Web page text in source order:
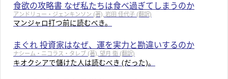
食欲の攻略書 なぜ私たちは食べ過ぎてしまうのか
アンドリュー・ジェンキンソン (著), 岩田 佳代子 (翻訳)
マンジャロ打つ前に読むべき。
まぐれ 投資家はなぜ、運を実力と勘違いするのか
ナシーム・ニコラス・タレブ (著), 望月 衛 (翻訳)
キオクシアで儲けた人は読むべき (だった)。